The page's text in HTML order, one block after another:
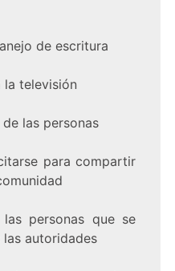
de escritura
la televisión
las personas
para compartir
personas que se
autoridades